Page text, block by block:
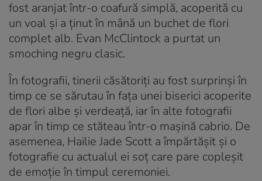
fost aranjat într-o coafură simplă, acoperită cu
un voal și a ținut în mână un buchet de flori
complet alb. Evan McClintock a purtat un
smoching negru clasic.
În fotografii, tinerii căsătoriți au fost surprinși în
timp ce se sărutau în fața unei biserici acoperite
de flori albe și verdeață, iar în alte fotografii
apar în timp ce stăteau într-o mașină cabrio. De
asemenea, Hailie Jade Scott a împărtășit și o
fotografie cu actualul ei soț care pare copleșit
de emoție în timpul ceremoniei.